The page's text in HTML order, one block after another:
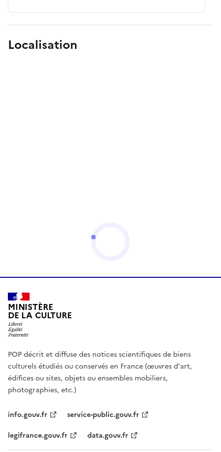
Localisation
MINISTÈRE
DE LA CULTURE
POP décrit et diffuse des notices scientifiques de biens
culturels étudiés ou conservés en France (œuvres d'art,
édifices ou sites, objets ou ensembles mobiliers,
photographies, etc.)
info.gouv.fr
service-public.gouv.fr
legifrance.gouv.fr
data.gouv.fr